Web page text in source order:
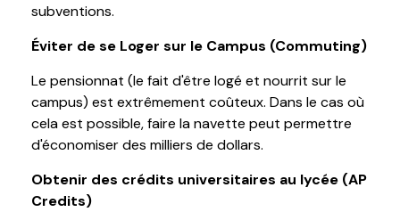
subventions.
Éviter de se Loger sur le Campus (Commuting)
Le pensionnat (le fait d'être logé et nourrit sur le
campus) est extrêmement coûteux. Dans le cas où
cela est possible, faire la navette peut permettre
d'économiser des milliers de dollars.
Obtenir des crédits universitaires au lycée (AP
Credits)